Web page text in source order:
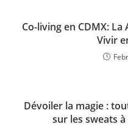
Co-living en CDMX:
Vivir
Dévoiler la magie :
sur les sweats à